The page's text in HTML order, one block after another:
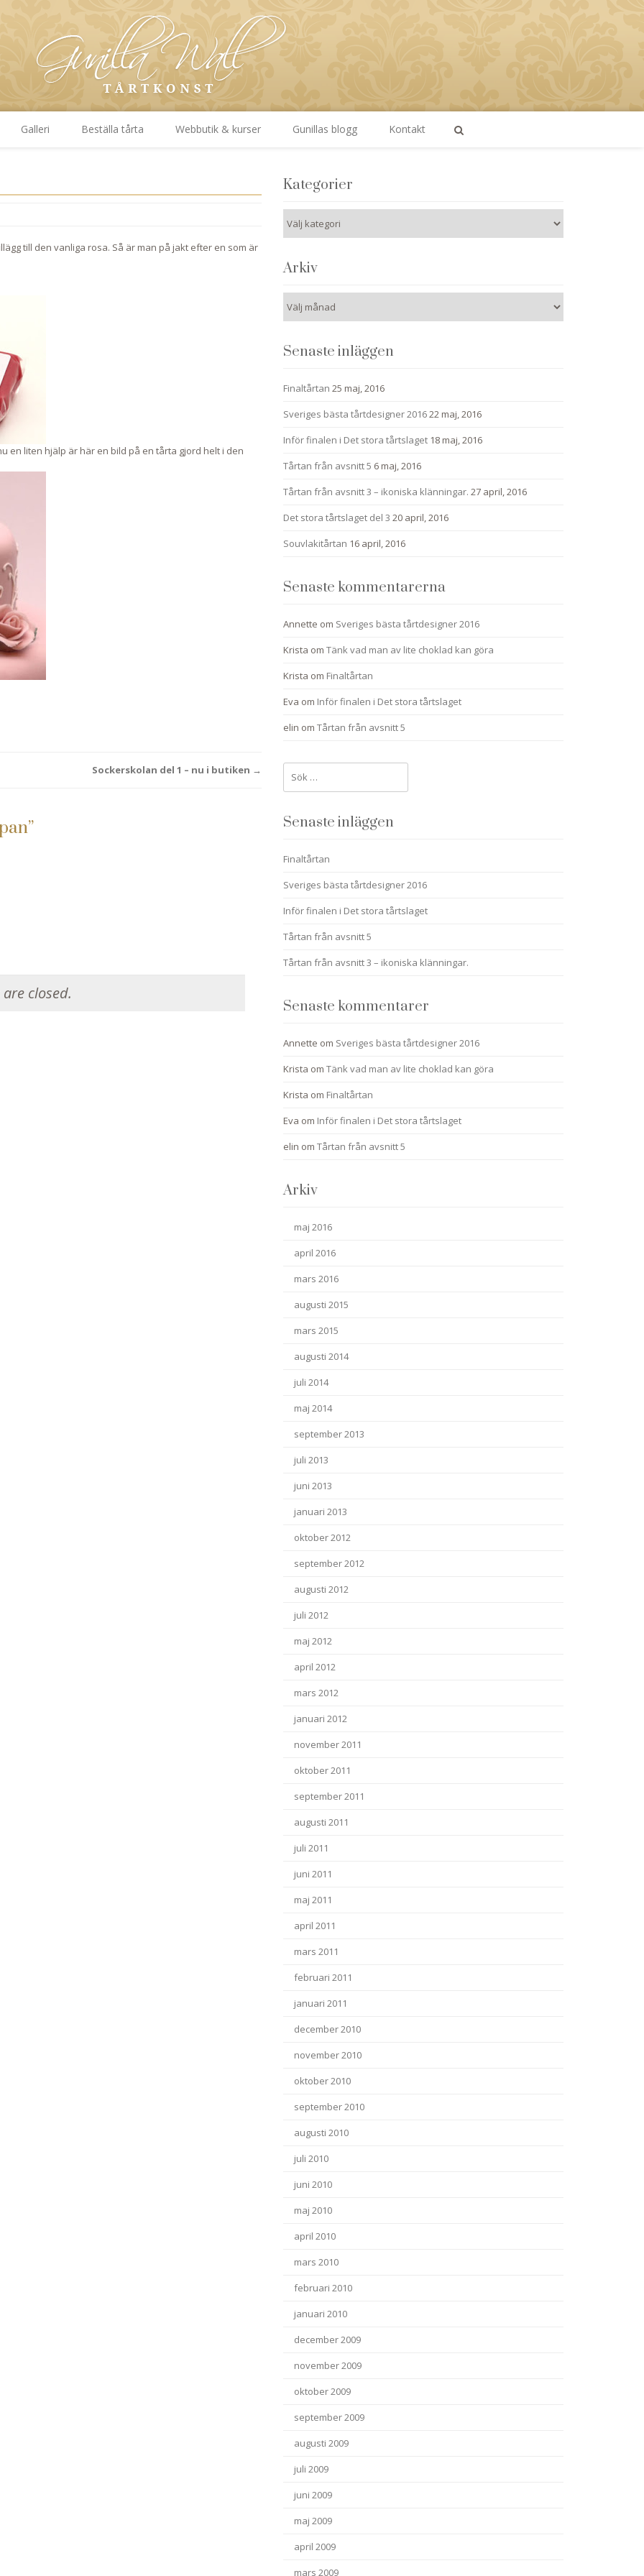
Galleri Beställa tårta Webbutik & kurser Gunillas blogg Kontakt
Kategorier
Arkiv
Senaste inläggen
Finaltårtan 25 maj, 2016
Sveriges bästa tårtdesigner 201622 maj, 2016
Inför finalen i Det stora tårtslaget 18 maj, 2016
Tårtan från avsnitt 5 6 maj, 2016
Tårtan från avsnitt 3 – ikoniska klänningar. 27 april, 2016
Det stora tårtslaget del 3 20 april, 2016
Souvlakitårtan 16 april, 2016
Senaste kommentarerna
Annette om Sveriges bästa tårtdesigner 2016
Krista om Tänk vad man av lite choklad kan göra
Krista om Finaltårtan
Eva om Inför finalen i Det stora tårtslaget
elin om Tårtan från avsnitt 5
Sök
efter:
Senaste inläggen
Finaltårtan
Sveriges bästa tårtdesigner 2016
Inför finalen i Det stora tårtslaget
Tårtan från avsnitt 5
Tårtan från avsnitt 3 – ikoniska klänningar.
Senaste kommentarer
Annette om Sveriges bästa tårtdesigner 2016
Krista om Tänk vad man av lite choklad kan göra
Krista om Finaltårtan
Eva om Inför finalen i Det stora tårtslaget
elin om Tårtan från avsnitt 5
Arkiv
maj 2016
april 2016
mars 2016
augusti 2015
mars 2015
augusti 2014
juli 2014
maj 2014
september 2013
juli 2013
juni 2013
januari 2013
oktober 2012
september 2012
augusti 2012
juli 2012
maj 2012
april 2012
mars 2012
januari 2012
november 2011
oktober 2011
september 2011
augusti 2011
juli 2011
juni 2011
maj 2011
april 2011
mars 2011
februari 2011
januari 2011
december 2010
november 2010
oktober 2010
september 2010
augusti 2010
juli 2010
juni 2010
maj 2010
april 2010
mars 2010
februari 2010
januari 2010
december 2009
november 2009
oktober 2009
september 2009
augusti 2009
juli 2009
juni 2009
maj 2009
april 2009
mars 2009
tillägg till den vanliga rosa. Så är man på jakt efter en som är
en liten hjälp är här en bild på en tårta gjord helt i den
Sockerskolan del 1 – nu i butiken →
”
closed.